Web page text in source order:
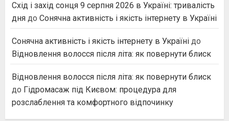
Схід і захід сонця 9 серпня 2026 в Україні: тривалість
дня до Сонячна активність і якість інтернету в Україні
Сонячна активність і якість інтернету в Україні до
Відновлення волосся після літа: як повернути блиск
Відновлення волосся після літа: як повернути блиск
до Гідромасаж під Києвом: процедура для
розслаблення та комфортного відпочинку